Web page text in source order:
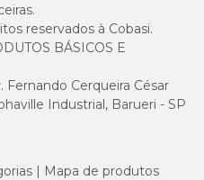
reservados à Cobasi.
BÁSICOS E
Fernando Cerqueira César
Industrial, Barueri - SP
Mapa de produtos